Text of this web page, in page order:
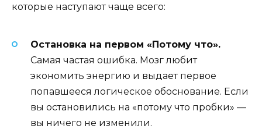
которые наступают чаще всего:
Остановка на первом «Потому что».
Самая частая ошибка. Мозг любит
экономить энергию и выдает первое
попавшееся логическое обоснование. Если
вы остановились на «потому что пробки» —
вы ничего не изменили.